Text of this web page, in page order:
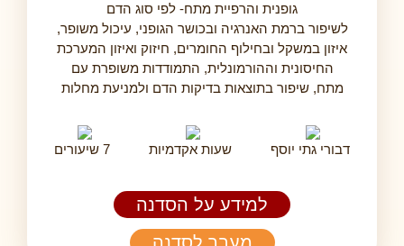
גופנית והרפיית מתח- לפי סוג הדם
לשיפור ברמת האנרגיה ובכושר הגופני, עיכול משופר,
איזון במשקל ובחילוף החומרים, חיזוק ואיזון המערכת
החיסונית וההורמונלית, התמודדות משופרת עם
מתח, שיפור בתוצאות בדיקות הדם ולמניעת מחלות
דבורי גתי יוסף שעות אקדמיות 7 שיעורים
למידע על הסדנה